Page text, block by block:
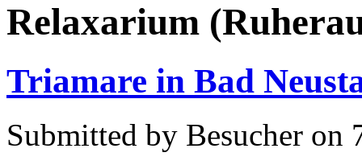
Relaxarium
Triamare in Bad
Submitted by Besucher on